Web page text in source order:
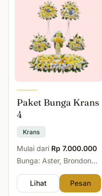
Paket Bunga Krans
4
Krans
Mulai dari Rp 7.000.000
Bunga: Aster, Brondong,
Lihat
Pesan